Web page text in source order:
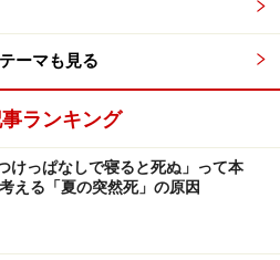
ードを活用
いよう、タイマー設定（例：1
防ぐことができます。
ーマも見る
ランキング
けっぱなしで寝ると死ぬ」って本
える「夏の突然死」の原因